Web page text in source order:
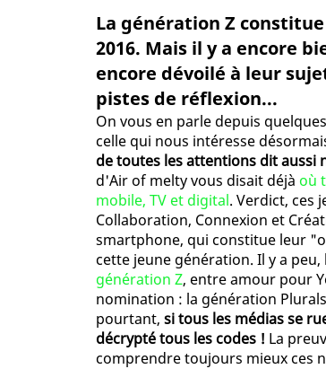
La génération Z
2016. Mais il y a encore
encore dévoilé à leur
pistes de réflexion...
On vous en parle depuis
celle qui nous intéresse
de toutes les attentions dit aussi
d'Air of melty vous disait déjà où
mobile, TV et digital. Verdict, ces
Collaboration, Connexion et
smartphone, qui constitue leur
cette jeune génération. Il y a peu,
génération Z, entre amour pour
nomination : la génération
pourtant, si tous les médias se
décrypté tous les codes ! La
comprendre toujours mieux ces